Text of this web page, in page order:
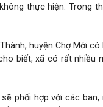
thực hiện. Trong
huyện Chợ Mới
biết, xã có rất
phối hợp với các